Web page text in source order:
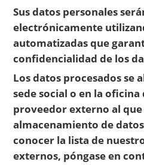
Sus datos personales
electrónicamente
automatizadas que
confidencialidad de los
Los datos procesados se
sede social o en la
proveedor externo al
almacenamiento de
conocer la lista de
externos, póngase en